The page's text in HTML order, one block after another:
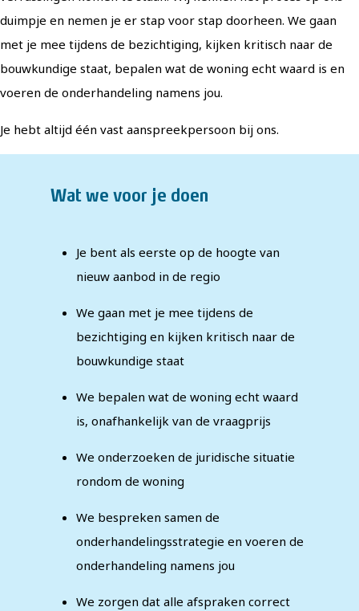
duimpje en nemen je er stap voor stap doorheen. We gaan
met je mee tijdens de bezichtiging, kijken kritisch naar de
bouwkundige staat, bepalen wat de woning echt waard is en
voeren de onderhandeling namens jou.
Je hebt altijd één vast aanspreekpersoon bij ons.
Wat we voor je doen
Je bent als eerste op de hoogte van
nieuw aanbod in de regio
We gaan met je mee tijdens de
bezichtiging en kijken kritisch naar de
bouwkundige staat
We bepalen wat de woning echt waard
is, onafhankelijk van de vraagprijs
We onderzoeken de juridische situatie
rondom de woning
We bespreken samen de
onderhandelingsstrategie en voeren de
onderhandeling namens jou
We zorgen dat alle afspraken correct